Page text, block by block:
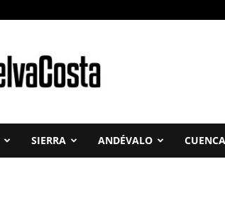
SIERRA ANDÉVALO